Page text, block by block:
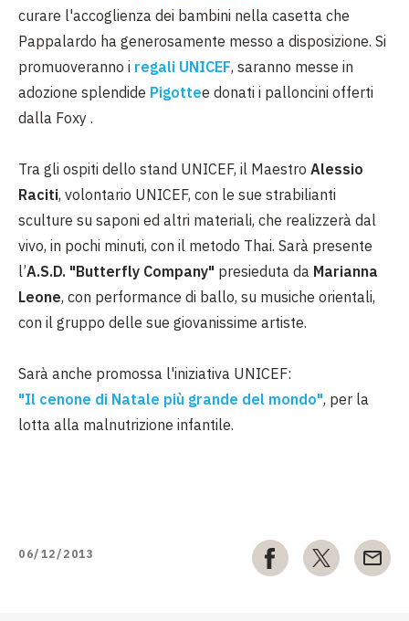
curare l'accoglienza dei bambini nella casetta che
Pappalardo ha generosamente messo a disposizione. Si
promuoveranno i regali UNICEF, saranno messe in
adozione splendide Pigottee donati i palloncini offerti
dalla Foxy .
Tra gli ospiti dello stand UNICEF, il Maestro Alessio
Raciti, volontario UNICEF, con le sue strabilianti
sculture su saponi ed altri materiali, che realizzerà dal
vivo, in pochi minuti, con il metodo Thai. Sarà presente
l’A.S.D. "Butterfly Company" presieduta da Marianna
Leone, con performance di ballo, su musiche orientali,
con il gruppo delle sue giovanissime artiste.
Sarà anche promossa l'iniziativa UNICEF:
"Il cenone di Natale più grande del mondo", per la
lotta alla malnutrizione infantile.
06/12/2013